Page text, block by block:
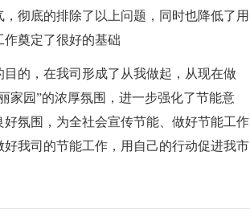
彻底的排除了以上问题，同时也降低了用
奠定了很好的基础
的，在我司形成了从我做起，从现在做
家园”的浓厚氛围，进一步强化了节能意
氛围，为全社会宣传节能、做好节能工作
我司的节能工作，用自己的行动促进我市